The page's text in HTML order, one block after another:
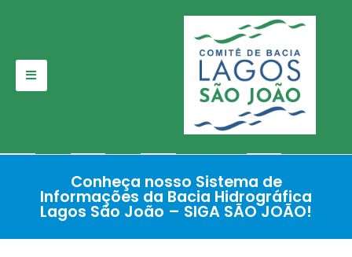
para
Conheça nosso Sistema de
Informações da Bacia Hidrográfica
Lagos São João – SIGA SÃO JOÃO!